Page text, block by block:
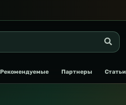
Рекомендуемые Партнеры Статьи